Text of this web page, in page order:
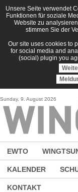
Direkt zum Inhalt
Unsere Seite verwendet
Funktionen für soziale
Website zu
stimmen Sie der
Our site uses cookies to
for social media and
(social) plugin you
Sunday, 9. August 2026
EWTO
KALENDER
KONTAKT